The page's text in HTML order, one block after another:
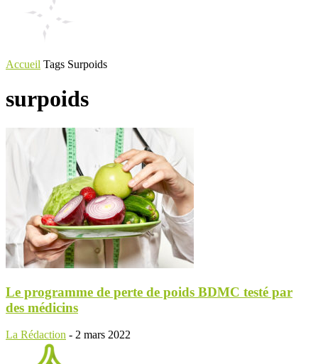
Accueil Tags Surpoids
surpoids
Le programme de perte de poids BDMC testé par
des médicins
La Rédaction - 2 mars 2022